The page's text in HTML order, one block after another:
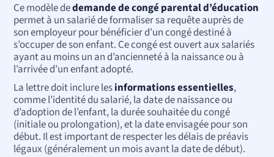
Ce modèle dedemande de congé parental d’éducation
permet à un salarié de formaliser sa requête auprès de
son employeur pour bénéficier d’un congé destiné à
s’occuper de son enfant. Ce congé est ouvert aux salariés
ayant au moins un an d’ancienneté à la naissance ou à
l’arrivée d’un enfant adopté.
La lettre doit inclure lesinformations essentielles,
comme l’identité du salarié, la date de naissance ou
d’adoption de l’enfant, la durée souhaitée du congé
(initiale ou prolongation), et la date envisagée pour son
début. Il est important de respecter les délais de préavis
légaux (généralement un mois avant la date de début).